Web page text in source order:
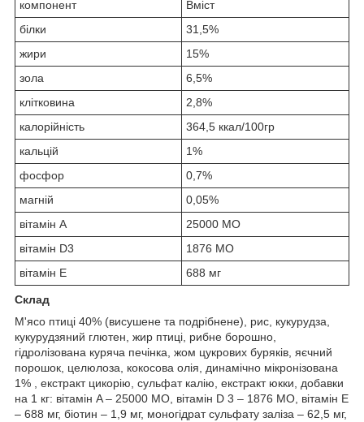
компонент
Вміст
білки
31,5%
жири
15%
зола
6,5%
клітковина
2,8%
калорійність
364,5 ккал/100гр
кальцій
1%
фосфор
0,7%
магній
0,05%
вітамін А
25000 МО
вітамін D3
1876 МО
вітамін E
688 мг
Склад
М'ясо птиці 40% (висушене та подрібнене), рис, кукурудза,
кукурудзяний глютен, жир птиці, рибне борошно,
гідролізована куряча печінка, жом цукрових буряків, яєчний
порошок, целюлоза, кокосова олія, динамічно мікронізована
1% , екстракт цикорію, сульфат калію, екстракт юкки, добавки
на 1 кг: вітамін A – 25000 МО, вітамін D 3 – 1876 ​​МО, вітамін E
– 688 мг, біотин – 1,9 мг, моногідрат сульфату заліза – 62,5 мг,